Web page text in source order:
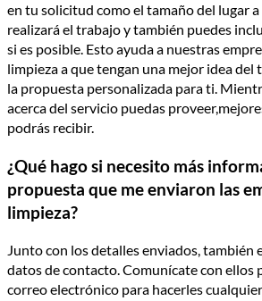
en tu solicitud como el tamaño del lugar
realizará el trabajo y también puedes
si es posible. Esto ayuda a nuestras
limpieza a que tengan una mejor idea del
la propuesta personalizada para ti.
acerca del servicio puedas
podrás recibir.
¿Qué hago si necesito más
propuesta que me enviaron las
limpieza?
Junto con los detalles enviados, también
datos de contacto. Comunícate con ellos
correo electrónico para hacerles